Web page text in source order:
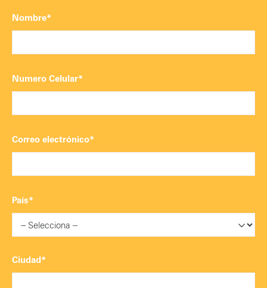
Nombre*
Numero Celular*
Correo electrónico*
País*
Ciudad*